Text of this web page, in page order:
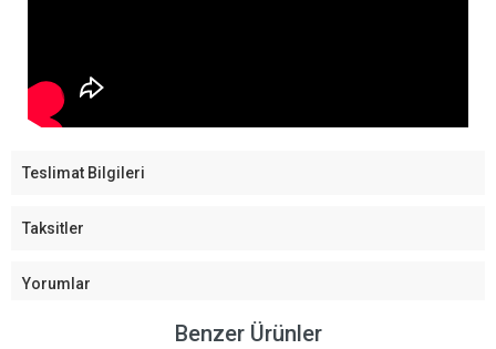
Teslimat Bilgileri
Taksitler
Yorumlar
Benzer Ürünler